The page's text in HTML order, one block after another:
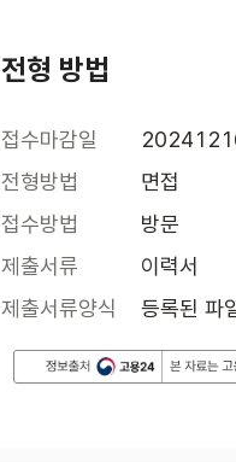
전형 방법
접수마감일
전형방법
면접
접수방법
방문
제출서류
이력서
제출서류양식
등록된 파